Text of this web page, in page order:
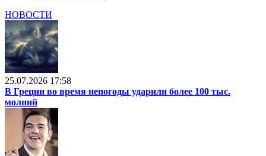
НОВОСТИ
25.07.2026 17:58
В Греции во время непогоды ударили более 100 тыс.
молний